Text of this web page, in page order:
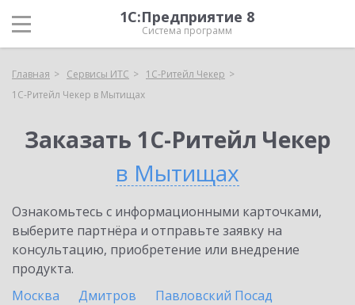
1С:Предприятие 8
Система программ
Главная Сервисы ИТС
1C-Ритейл Чекер
1C-Ритейл Чекер в Мытищах
Заказать 1C-Ритейл Чекер
в Мытищах
Ознакомьтесь с информационными карточками,
выберите партнёра и отправьте заявку на
консультацию, приобретение или внедрение
продукта.
Москва
Дмитров
Павловский Посад